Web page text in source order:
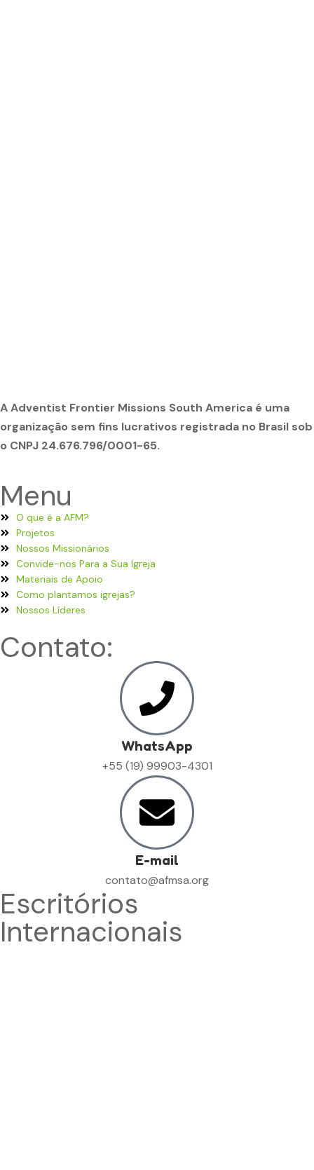
A Adventist Frontier Missions South America é uma
organização sem fins lucrativos registrada no Brasil sob
o CNPJ 24.676.796/0001-65.
Menu
O que é a AFM?
Projetos
Nossos Missionários
Convide-nos Para a Sua Igreja
Materiais de Apoio
Como plantamos igrejas?
Nossos Líderes
Contato:
WhatsApp
+55 (19) 99903-4301
E-mail
contato@afmsa.org
Escritórios
Internacionais